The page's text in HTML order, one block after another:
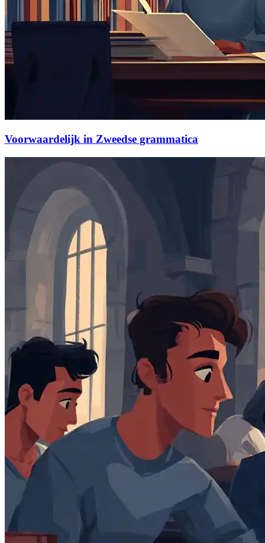
Voorwaardelijk in Zweedse grammatica